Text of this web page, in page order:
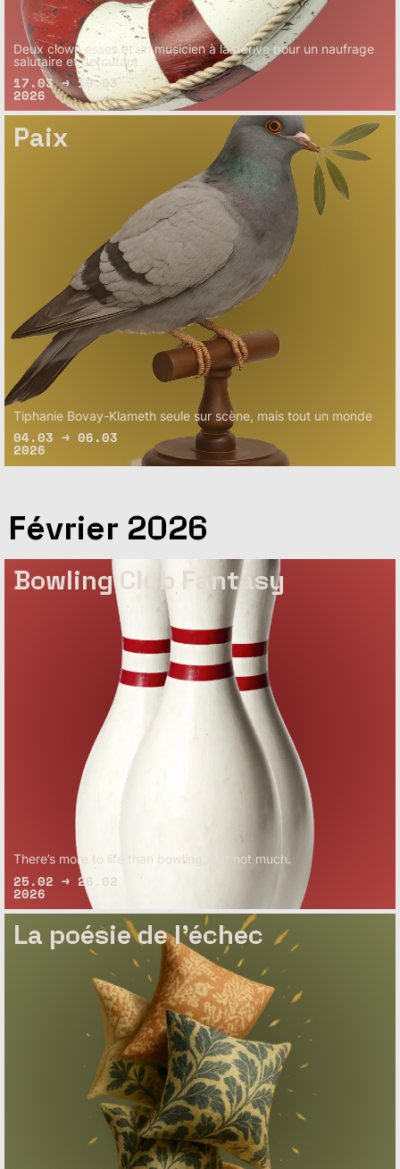
Deux clown·esses et un musicien à la dérive pour un naufrage
salutaire et percutant
17.03 → 19.03
2026
Paix
Tiphanie Bovay-Klameth seule sur scène, mais tout un monde
04.03 → 06.03
2026
Février 2026
Bowling Club Fantasy
There’s more to life than bowling, but not much.
25.02 → 26.02
2026
La poésie de l’échec
– Bientôt complet